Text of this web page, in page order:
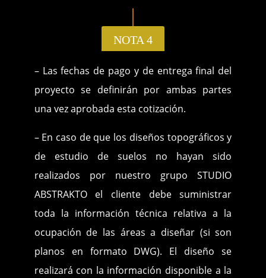
NOTA 4
– Las fechas de pago y de entrega final del
proyecto se definirán por ambas partes
una vez aprobada esta cotización.
– En caso de que los diseños topográficos y
de estudio de suelos no hayan sido
realizados por nuestro grupo STUDIO
ABSTRAKTO el cliente debe suministrar
toda la información técnica relativa a la
ocupación de las áreas a diseñar (si son
planos en formato DWG). El diseño se
realizará con la información disponible a la